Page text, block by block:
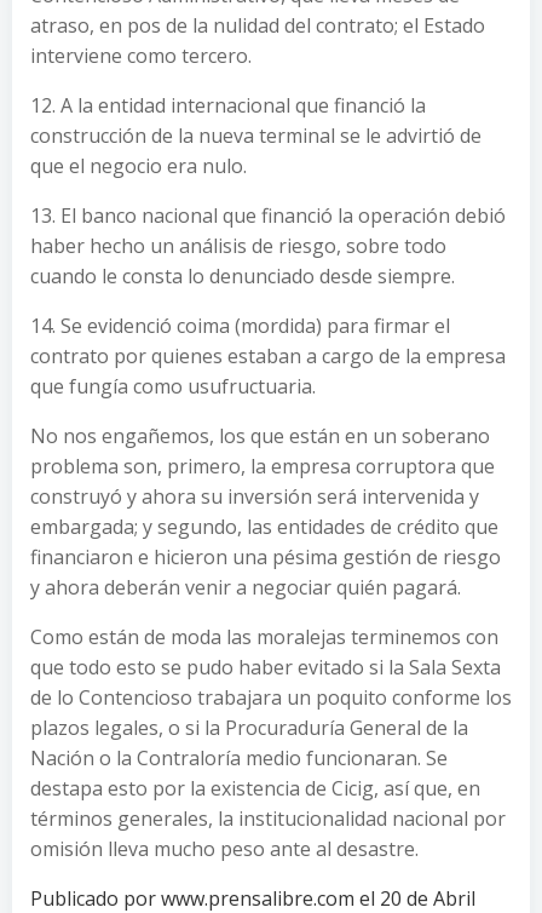
atraso, en pos de la nulidad del contrato; el Estado
interviene como tercero.
12. A la entidad internacional que financió la
construcción de la nueva terminal se le advirtió de
que el negocio era nulo.
13. El banco nacional que financió la operación debió
haber hecho un análisis de riesgo, sobre todo
cuando le consta lo denunciado desde siempre.
14. Se evidenció coima (mordida) para firmar el
contrato por quienes estaban a cargo de la empresa
que fungía como usufructuaria.
No nos engañemos, los que están en un soberano
problema son, primero, la empresa corruptora que
construyó y ahora su inversión será intervenida y
embargada; y segundo, las entidades de crédito que
financiaron e hicieron una pésima gestión de riesgo
y ahora deberán venir a negociar quién pagará.
Como están de moda las moralejas terminemos con
que todo esto se pudo haber evitado si la Sala Sexta
de lo Contencioso trabajara un poquito conforme los
plazos legales, o si la Procuraduría General de la
Nación o la Contraloría medio funcionaran. Se
destapa esto por la existencia de Cicig, así que, en
términos generales, la institucionalidad nacional por
omisión lleva mucho peso ante al desastre.
Publicado por www.prensalibre.com el 20 de Abril